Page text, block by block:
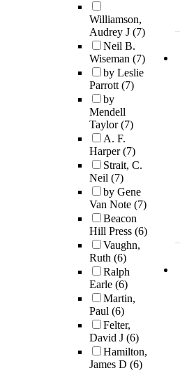
Williamson,
Audrey J (7)
Neil B.
Wiseman (7)
by Leslie
Parrott(7)
by
Mendell
Taylor(7)
A. F.
Harper(7)
Strait, C.
Neil (7)
by Gene
Van Note (7)
Beacon
Hill Press (6)
Vaughn,
Ruth (6)
Ralph
Earle (6)
Martin,
Paul (6)
Felter,
David J (6)
Hamilton,
James D (6)